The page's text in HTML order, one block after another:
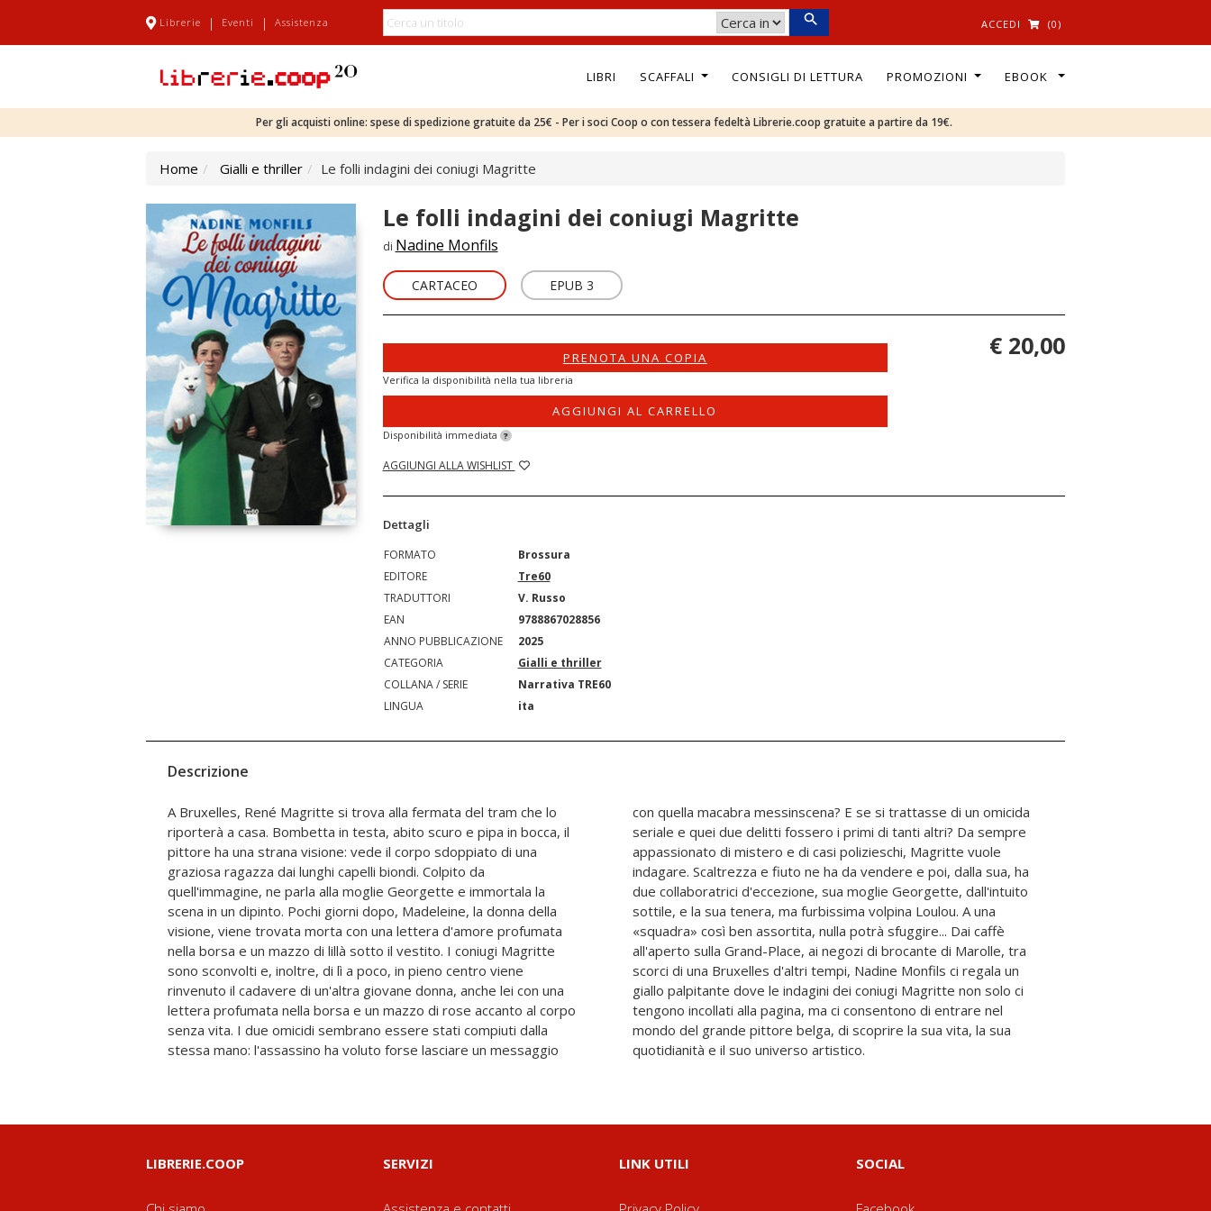
Librerie | Eventi | Assistenza ACCEDI (0)
LIBRI SCAFFALI CONSIGLI DI LETTURA PROMOZIONI EBOOK
Per gli acquisti online: spese di spedizione gratuite da 25€ - Per i soci Coop o con tessera fedeltà Librerie.coop gratuite a partire da 19€.
Home Gialli e thriller Le folli indagini dei coniugi Magritte
Le folli indagini dei coniugi Magritte
di Nadine Monfils
CARTACEO EPUB 3
PRENOTA UNA COPIA
Verifica la disponibilità nella tua libreria
AGGIUNGI AL CARRELLO
Disponibilità immediata ?
AGGIUNGI ALLA WISHLIST
€ 20,00
Dettagli
FORMATO
Brossura
EDITORE
Tre60
TRADUTTORI
V. Russo
EAN
9788867028856
ANNO PUBBLICAZIONE
2025
CATEGORIA
Gialli e thriller
COLLANA / SERIE
Narrativa TRE60
LINGUA
ita
Descrizione
A Bruxelles, René Magritte si trova alla fermata del tram che lo
riporterà a casa. Bombetta in testa, abito scuro e pipa in bocca, il
pittore ha una strana visione: vede il corpo sdoppiato di una
graziosa ragazza dai lunghi capelli biondi. Colpito da
quell'immagine, ne parla alla moglie Georgette e immortala la
scena in un dipinto. Pochi giorni dopo, Madeleine, la donna della
visione, viene trovata morta con una lettera d'amore profumata
nella borsa e un mazzo di lillà sotto il vestito. I coniugi Magritte
sono sconvolti e, inoltre, di lì a poco, in pieno centro viene
rinvenuto il cadavere di un'altra giovane donna, anche lei con una
lettera profumata nella borsa e un mazzo di rose accanto al corpo
senza vita. I due omicidi sembrano essere stati compiuti dalla
stessa mano: l'assassino ha voluto forse lasciare un messaggio
con quella macabra messinscena? E se si trattasse di un omicida
seriale e quei due delitti fossero i primi di tanti altri? Da sempre
appassionato di mistero e di casi polizieschi, Magritte vuole
indagare. Scaltrezza e fiuto ne ha da vendere e poi, dalla sua, ha
due collaboratrici d'eccezione, sua moglie Georgette, dall'intuito
sottile, e la sua tenera, ma furbissima volpina Loulou. A una
«squadra» così ben assortita, nulla potrà sfuggire... Dai caffè
all'aperto sulla Grand-Place, ai negozi di brocante di Marolle, tra
scorci di una Bruxelles d'altri tempi, Nadine Monfils ci regala un
giallo palpitante dove le indagini dei coniugi Magritte non solo ci
tengono incollati alla pagina, ma ci consentono di entrare nel
mondo del grande pittore belga, di scoprire la sua vita, la sua
quotidianità e il suo universo artistico.
LIBRERIE.COOP SERVIZI LINK UTILI SOCIAL